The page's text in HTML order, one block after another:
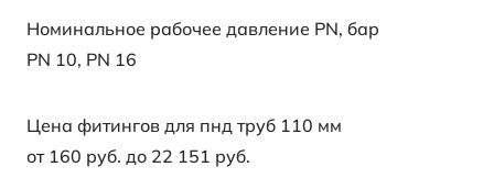
Номинальное рабочее давление PN, бар
PN 10, PN 16
Цена фитингов для пнд труб 110 мм
от 160 руб. до 22 151 руб.